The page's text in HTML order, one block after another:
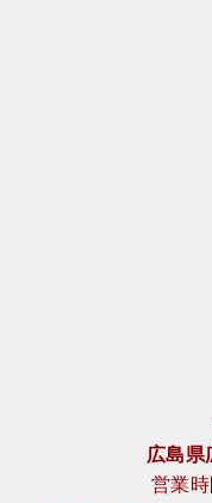
広島県
営業